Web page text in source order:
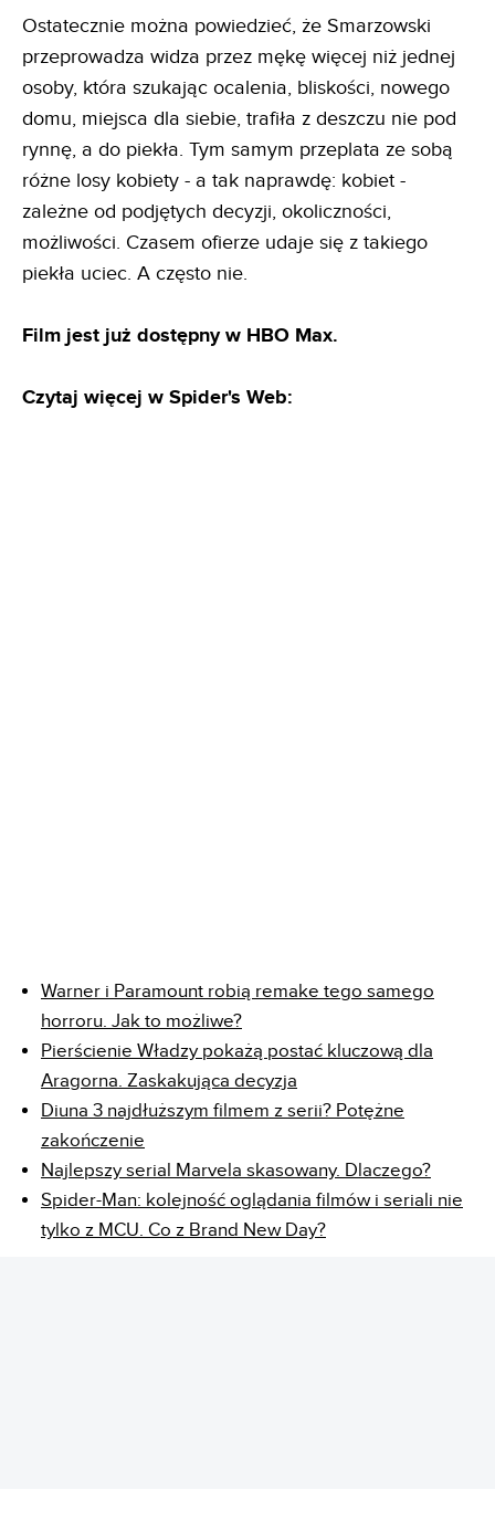
Ostatecznie można powiedzieć, że Smarzowski
przeprowadza widza przez mękę więcej niż jednej
osoby, która szukając ocalenia, bliskości, nowego
domu, miejsca dla siebie, trafiła z deszczu nie pod
rynnę, a do piekła. Tym samym przeplata ze sobą
różne losy kobiety - a tak naprawdę: kobiet -
zależne od podjętych decyzji, okoliczności,
możliwości. Czasem ofierze udaje się z takiego
piekła uciec. A często nie.
Film jest już dostępny w HBO Max.
Czytaj więcej w Spider's Web:
Warner i Paramount robią remake tego samego
horroru. Jak to możliwe?
Pierścienie Władzy pokażą postać kluczową dla
Aragorna. Zaskakująca decyzja
Diuna 3 najdłuższym filmem z serii? Potężne
zakończenie
Najlepszy serial Marvela skasowany. Dlaczego?
Spider-Man: kolejność oglądania filmów i seriali nie
tylko z MCU. Co z Brand New Day?